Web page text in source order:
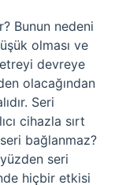
Bunun nedeni
olması ve
devreye
olacağından
Seri
cihazla sırt
bağlanmaz?
seri
hiçbir etkisi